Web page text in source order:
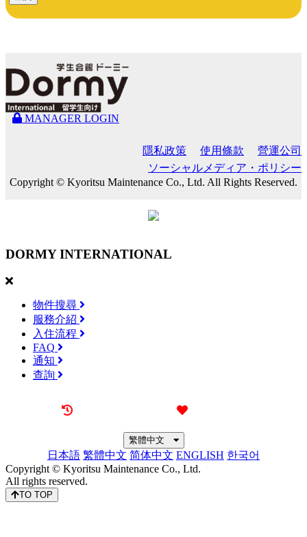
MANAGER LOGIN
隱私政策 使用條款
營運公司
ソーシャルメディア・ポリシー
Copyright © Kyoritsu Maintenance Co., Ltd. All Rights Reserved.
DORMY INTERNATIONAL
物件搜尋
服務介紹
入住流程
FAQ
通知
查詢
繁體中文
日本語 繁體中文 简体中文 ENGLISH 한국어
Copyright © Kyoritsu Maintenance Co., Ltd.
All rights reserved.
TO TOP